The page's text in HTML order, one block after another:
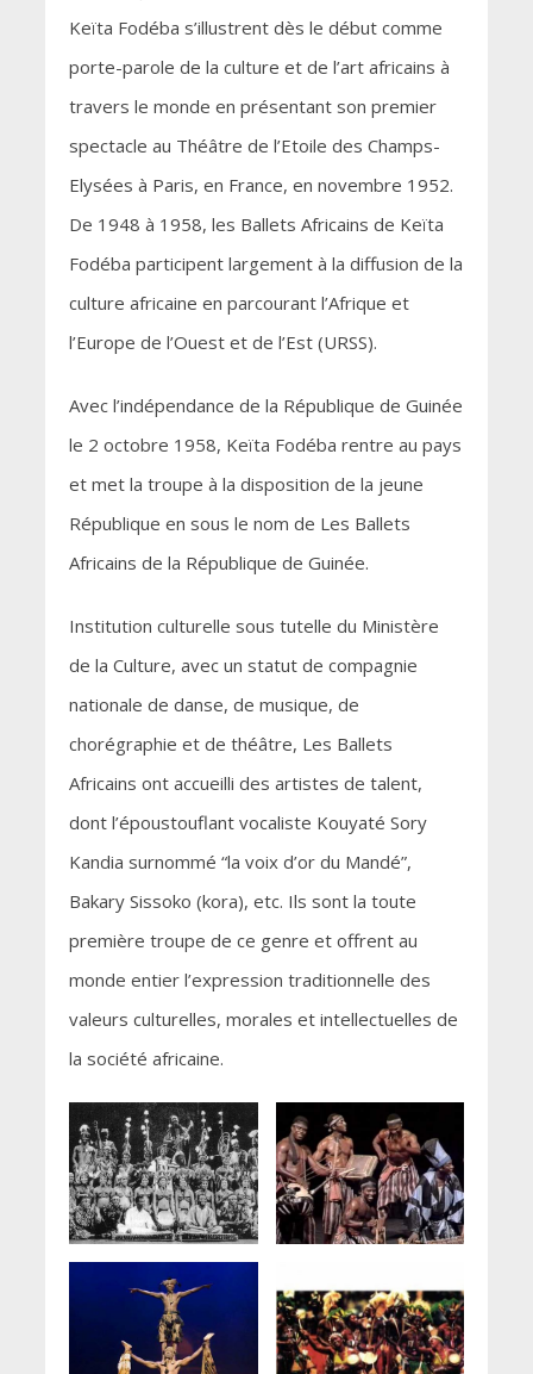
Keïta Fodéba s’illustrent dès le début comme
porte-parole de la culture et de l’art africains à
travers le monde en présentant son premier
spectacle au Théâtre de l’Etoile des Champs-
Elysées à Paris, en France, en novembre 1952.
De 1948 à 1958, les Ballets Africains de Keïta
Fodéba participent largement à la diffusion de la
culture africaine en parcourant l’Afrique et
l’Europe de l’Ouest et de l’Est (URSS).
Avec l’indépendance de la République de Guinée
le 2 octobre 1958, Keïta Fodéba rentre au pays
et met la troupe à la disposition de la jeune
République en sous le nom de Les Ballets
Africains de la République de Guinée.
Institution culturelle sous tutelle du Ministère
de la Culture, avec un statut de compagnie
nationale de danse, de musique, de
chorégraphie et de théâtre, Les Ballets
Africains ont accueilli des artistes de talent,
dont l’époustouflant vocaliste Kouyaté Sory
Kandia surnommé “la voix d’or du Mandé”,
Bakary Sissoko (kora), etc. Ils sont la toute
première troupe de ce genre et offrent au
monde entier l’expression traditionnelle des
valeurs culturelles, morales et intellectuelles de
la société africaine.